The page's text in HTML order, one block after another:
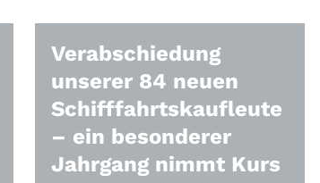
Verabschiedung
unserer 84 neuen
Schifffahrtskaufleute
– ein besonderer
Jahrgang nimmt Kurs